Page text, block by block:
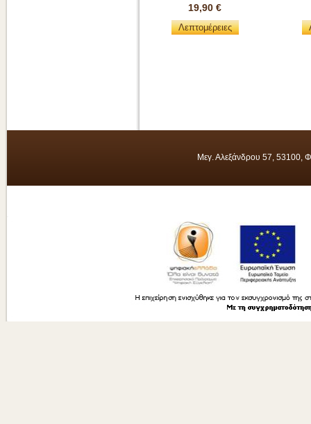
19,90 €
Λεπτομέρειες
Μεγ. Αλεξάνδρου 57, 53100,